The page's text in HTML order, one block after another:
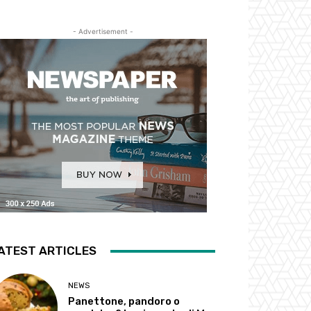
- Advertisement -
ARTICLES
NEWS
Panettone, pandoro o